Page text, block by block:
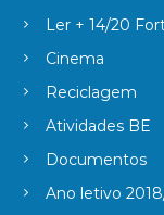
Ler + 14/20
Cinema
Reciclagem
Atividades BE
Documentos
Ano letivo